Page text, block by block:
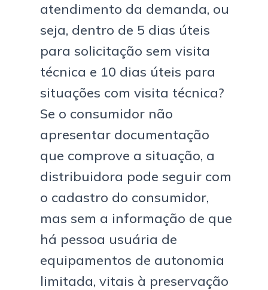
atendimento da demanda, ou
seja, dentro de 5 dias úteis
para solicitação sem visita
técnica e 10 dias úteis para
situações com visita técnica?
Se o consumidor não
apresentar documentação
que comprove a situação, a
distribuidora pode seguir com
o cadastro do consumidor,
mas sem a informação de que
há pessoa usuária de
equipamentos de autonomia
limitada, vitais à preservação